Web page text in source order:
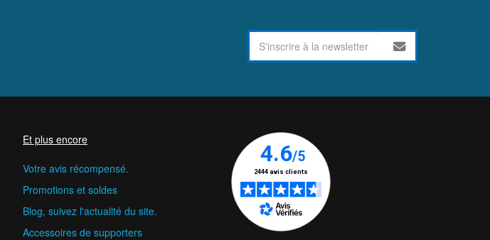
Et plus encore
Votre avis récompensé.
Promotions et soldes
Blog, suivez l'actualité du site.
Accessoires de supporters